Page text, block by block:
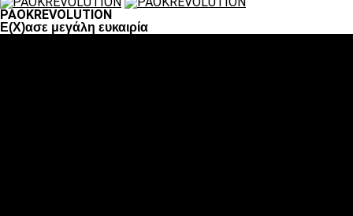
PAOKREVOLUTION
Ε(Χ)ασε μεγάλη ευκαιρία